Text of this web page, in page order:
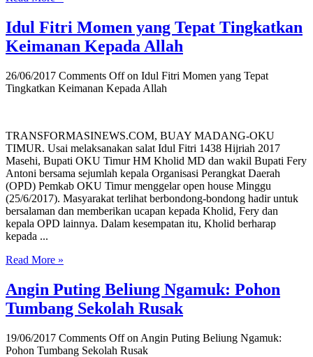
Idul Fitri Momen yang Tepat Tingkatkan
Keimanan Kepada Allah
26/06/2017 Comments Offon Idul Fitri Momen yang Tepat
Tingkatkan Keimanan Kepada Allah
TRANSFORMASINEWS.COM, BUAY MADANG-OKU
TIMUR. Usai melaksanakan salat Idul Fitri 1438 Hijriah 2017
Masehi, Bupati OKU Timur HM Kholid MD dan wakil Bupati Fery
Antoni bersama sejumlah kepala Organisasi Perangkat Daerah
(OPD) Pemkab OKU Timur menggelar open house Minggu
(25/6/2017). Masyarakat terlihat berbondong-bondong hadir untuk
bersalaman dan memberikan ucapan kepada Kholid, Fery dan
kepala OPD lainnya. Dalam kesempatan itu, Kholid berharap
kepada ...
Read More »
Angin Puting Beliung Ngamuk: Pohon
Tumbang Sekolah Rusak
19/06/2017 Comments Offon Angin Puting Beliung Ngamuk:
Pohon Tumbang Sekolah Rusak